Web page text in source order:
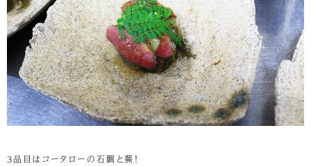
3品目はコータローの石鯛と蕪！